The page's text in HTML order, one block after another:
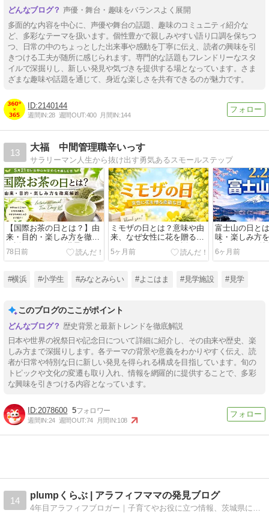
声優・舞台・趣味をバランスよく展開
多面的な内容を中心に、声優や舞台の話題、趣味のコミュニティ紹介な
ど、多彩なテーマを扱います。個性豊かで親しみやすい語り口調を保ちつ
つ、日常の中のちょっとした出来事や感動を丁寧に伝え、読者の興味を引
きつける工夫が随所に感じられます。専門的な話題もフレンドリーなスタ
イルで深掘りし、新しい発見や気づきを提供する場となっています。さま
ざまな趣味や話題を通じて、身近な楽しさを共有できるのが魅力です。
2140144
週間IN:28 週間OUT:400 月間IN:144
13
大福 中間管理職辛いっす
サラリーマン人生から抜け出す勇気あるスモールステップ
【国際お茶の日とは？】由
来・目的・楽しみ方を徹底
解説｜5月21日は世界のお
茶文化を楽しむ日
78日前
ミモザの日とは？意味や由
来、なぜ女性に花を贈るの
かをわかりやすく解説
5ヶ月前
富士山の日と
味・楽しみ方
【2月23日の
日】
6ヶ月前
#横浜 #小学生 #みなとみらい #よこはま #見学施設 #見学
このブログのここがポイント
歴史背景と最新トレンドを徹底解説
日本や世界の祝祭日や記念日について詳細に紹介し、その由来や歴史、楽
しみ方まで深掘りします。各テーマの背景や意義をわかりやすく伝え、読
者が日常や特別な日に新しい発見を得られる構成を目指しています。旬の
トピックや文化の変遷も取り入れ、情報を網羅的に提供することで、多彩
な興味を引きつける内容となっています。
2078600 5
週間IN:24 週間OUT:74 月間IN:108
14
plumpくらぶ | アラフィフママの発見ブログ